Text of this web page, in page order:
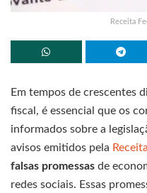
Receita
Em tempos de crescentes
fiscal, é essencial que os
informados sobre a
avisos emitidos pela
falsas promessas de
redes sociais. Essas